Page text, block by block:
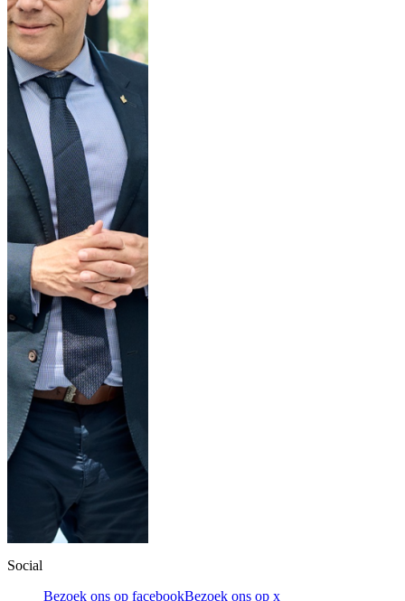
Social
Bezoek ons op facebookBezoek ons op x